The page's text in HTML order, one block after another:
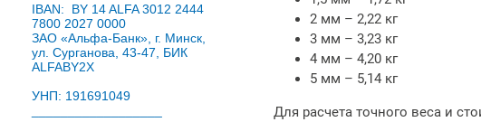
IBAN: BY 14 ALFA 3012 2444
7800 2027 0000
ЗАО «Альфа-Банк», г. Минск,
ул. Сурганова, 43-47, БИК
ALFABY2X
УНП: 191691049
2 мм – 2,22 кг
3 мм – 3,23 кг
4 мм – 4,20 кг
5 мм – 5,14 кг
Для расчета точного веса и